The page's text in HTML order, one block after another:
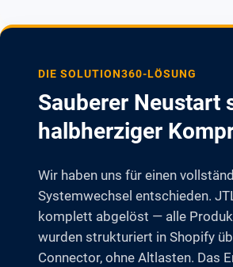
DIE SOLUTION360-LÖSUNG
Sauberer Neustart
halbherziger
Wir haben uns für einen
Systemwechsel entschieden.
komplett abgelöst — alle
wurden strukturiert in Shopify
Connector, ohne Altlasten. Das